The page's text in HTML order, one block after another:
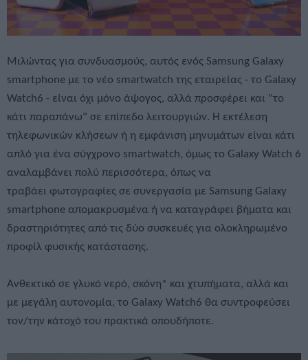
Μιλώντας για συνδυασμούς, αυτός ενός Samsung Galaxy
smartphone με το νέο smartwatch της εταιρείας - το Galaxy
Watch6 - είναι όχι μόνο άψογος, αλλά προσφέρει και "το
κάτι παραπάνω" σε επίπεδο λειτουργιών. Η εκτέλεση
τηλεφωνικών κλήσεων ή η εμφάνιση μηνυμάτων είναι κάτι
απλό για ένα σύγχρονο smartwatch, όμως το Galaxy Watch 6
αναλαμβάνει πολύ περισσότερα, όπως να
τραβάει φωτογραφίες σε συνεργασία με Samsung Galaxy
smartphone απομακρυσμένα ή να καταγράφει βήματα και
δραστηριότητες από τις δύο συσκευές για ολοκληρωμένο
προφίλ φυσικής κατάστασης.
Ανθεκτικό σε γλυκό νερό, σκόνη* και χτυπήματα, αλλά και
με μεγάλη αυτονομία, το Galaxy Watch6 θα συντροφεύσει
τον/την κάτοχό του πρακτικά οπουδήποτε.